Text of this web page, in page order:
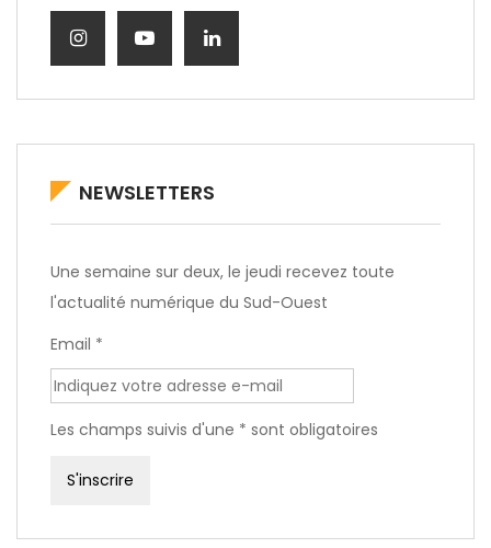
NEWSLETTERS
Une semaine sur deux, le jeudi recevez toute
l'actualité numérique du Sud-Ouest
Email *
Les champs suivis d'une * sont obligatoires